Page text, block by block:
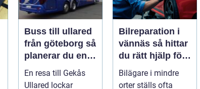
Buss till ullared
från göteborg så
planerar du en
smidig
shoppingdag
En resa till Gekås
Ullared lockar
Bilreparation i
vännäs så hittar
du rätt hjälp för
din bil
Bilägare i mindre
orter ställs ofta